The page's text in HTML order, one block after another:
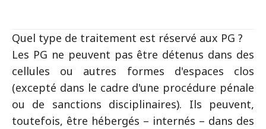
Quel type de traitement est réservé aux PG ?
Les PG ne peuvent pas être détenus dans des
cellules ou autres formes d'espaces clos
(excepté dans le cadre d'une procédure pénale
ou de sanctions disciplinaires). Ils peuvent,
toutefois, être hébergés – internés – dans des